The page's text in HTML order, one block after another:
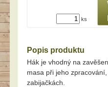
ks
Popis produktu
Hák je vhodný na
masa při jeho
zabijačkách.